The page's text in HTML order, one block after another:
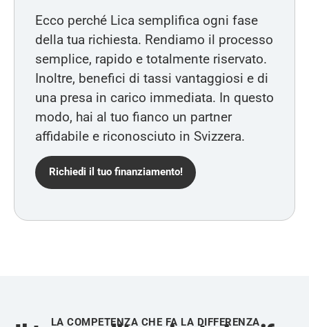
Ecco perché Lica semplifica ogni fase
della tua richiesta. Rendiamo il processo
semplice, rapido e totalmente riservato.
Inoltre, benefici di tassi vantaggiosi e di
una presa in carico immediata. In questo
modo, hai al tuo fianco un partner
affidabile e riconosciuto in Svizzera.
Richiedi il tuo finanziamento!
LA COMPETENZA CHE FA LA DIFFERENZA